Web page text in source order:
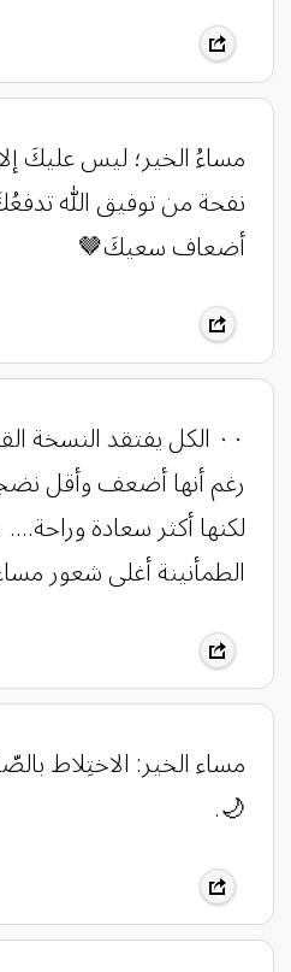
مساءُ الخير؛ ليس عليكَ
نفحة من توفيق اللّٰه
أضعاف سعيكَ🤎
٠٠ الكل يفتقد
رغم أنها أضعف وأقل
الطمأنينة أغلى شعور
مساء الخير: الاختِلاط
🌙.